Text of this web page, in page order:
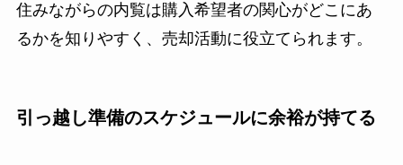
住みながらの内覧は購入希望者の関心がどこにあ
るかを知りやすく、売却活動に役立てられます。
引っ越し準備のスケジュールに余裕が持てる